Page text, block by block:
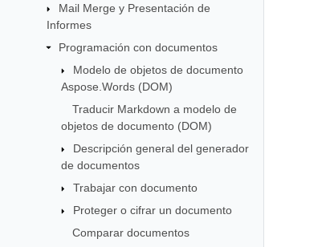
Mail Merge y Presentación de
Informes
Programación con documentos
Modelo de objetos de documento
Aspose.Words (DOM)
Traducir Markdown a modelo de
objetos de documento (DOM)
Descripción general del generador
de documentos
Trabajar con documento
Proteger o cifrar un documento
Comparar documentos